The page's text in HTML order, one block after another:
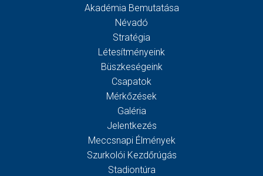
Akadémia Bemutatása
Névadó
Stratégia
Létesítményeink
Büszkeségeink
Csapatok
Mérkőzések
Galéria
Jelentkezés
Meccsnapi Élmények
Szurkolói Kezdőrúgás
Stadiontúra